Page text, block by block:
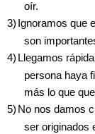
oír.
3) Ignoramos que
son
4) Llegamos
persona haya
más lo que
5) No nos damos
ser originados